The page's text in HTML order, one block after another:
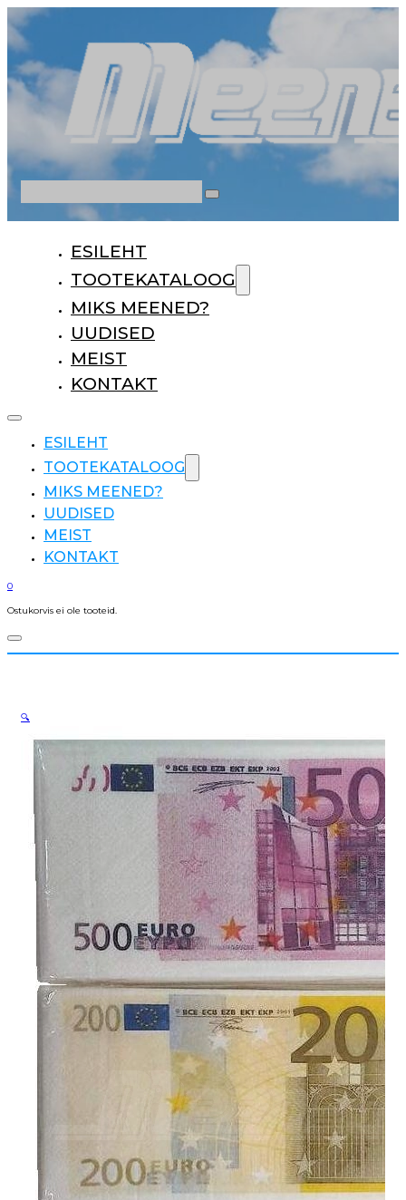
ESILEHT
TOOTEKATALOOG
MIKS MEENED?
UUDISED
MEIST
KONTAKT
ESILEHT
TOOTEKATALOOG
MIKS MEENED?
UUDISED
MEIST
KONTAKT
0
Ostukorvis ei ole tooteid.
🔍